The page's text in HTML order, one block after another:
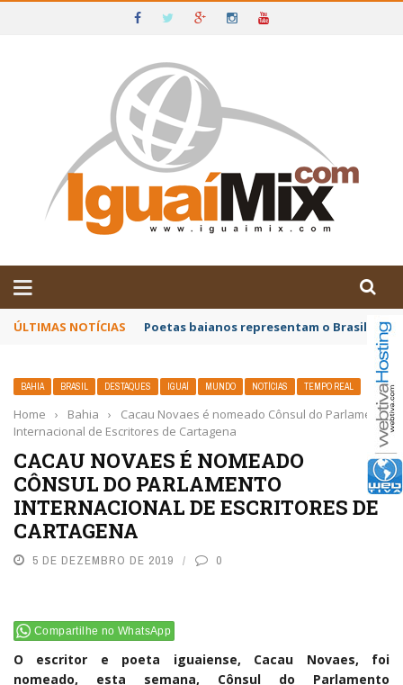
IGUAÍ E SUDOESTE DA BAHIA
ÚLTIMAS NOTÍCIAS Poetas baianos representam o Brasil no
BAHIA BRASIL DESTAQUES IGUAÍ MUNDO NOTÍCIAS TEMPO REAL
Home › Bahia ›
Cacau Novaes é nomeado Cônsul do Parlamento
Internacional de Escritores de Cartagena
CACAU NOVAES É NOMEADO
CÔNSUL DO PARLAMENTO
INTERNACIONAL DE ESCRITORES DE
CARTAGENA
5 DE DEZEMBRO DE 2019 0
Compartilhe no WhatsApp
O escritor e poeta iguaiense, Cacau Novaes, foi
nomeado, esta semana, Cônsul do Parlamento